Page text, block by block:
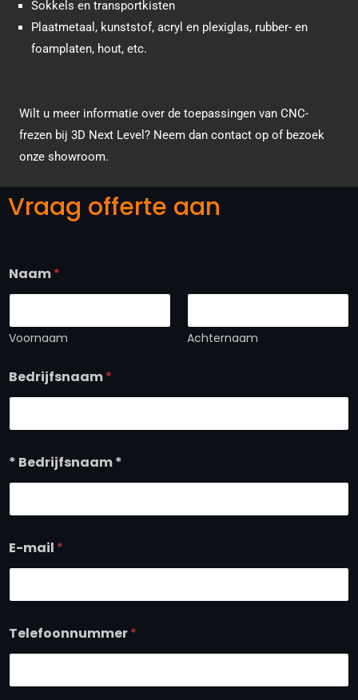
Sokkels en transportkisten
Plaatmetaal, kunststof, acryl en plexiglas, rubber- en
foamplaten, hout, etc.
Wilt u meer informatie over de toepassingen van CNC-
frezen bij 3D Next Level? Neem dan contact op of bezoek
onze showroom.
Vraag offerte aan
Naam*
Voornaam Achternaam
Bedrijfsnaam*
* Bedrijfsnaam *
E-mail *
Telefoonnummer*